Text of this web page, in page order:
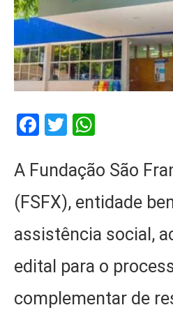
Facebook
Twitter
A Fundação São
(FSFX), entidade
assistência social,
edital para o
complementar de